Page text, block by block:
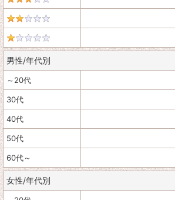
男性/年代別
～20代
30代
40代
50代
60代～
女性/年代別